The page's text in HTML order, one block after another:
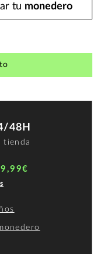
tu monedero
48H
tienda